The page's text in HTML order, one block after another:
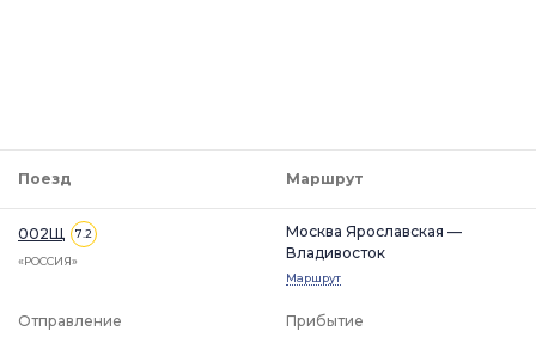
Поезд Маршрут
002Щ 7.2
«РОССИЯ»
Москва Ярославская —
Владивосток
Маршрут
Отправление
Прибытие